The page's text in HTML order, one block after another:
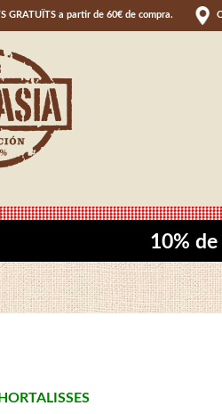
GRATUÏTS a partir de 60€ de compra.
10%